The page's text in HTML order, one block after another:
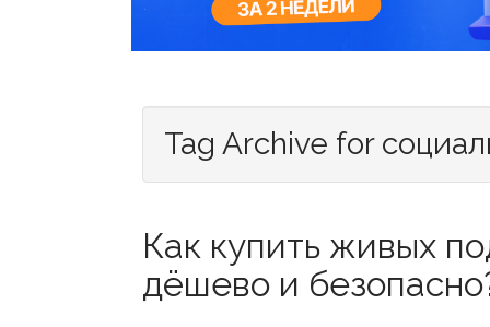
Tag Archive for
Как купить живых
дёшево и